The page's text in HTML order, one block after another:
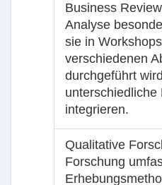
Business
Analyse
sie in
verschiedenen
durchgeführt
unterschiedliche
integrieren.
Qualitative
Forschung